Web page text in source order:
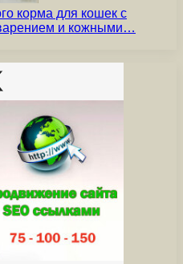
корма для кошек с
и кожными…